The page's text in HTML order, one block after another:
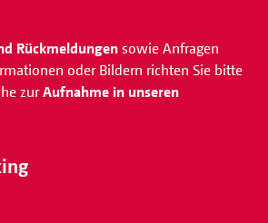
Rückmeldungen sowie Anfragen
oder Bildern richten Sie bitte
zurAufnahme in unseren